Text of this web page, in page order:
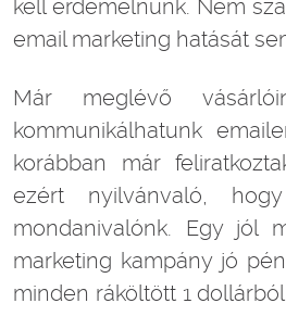
kell érdemelnünk. Nem
email marketing hatását
Már meglévő
kommunikálhatunk
korábban már
ezért nyilvánvaló,
mondanivalónk. Egy jól
marketing kampány jó
minden ráköltött 1 dollárból